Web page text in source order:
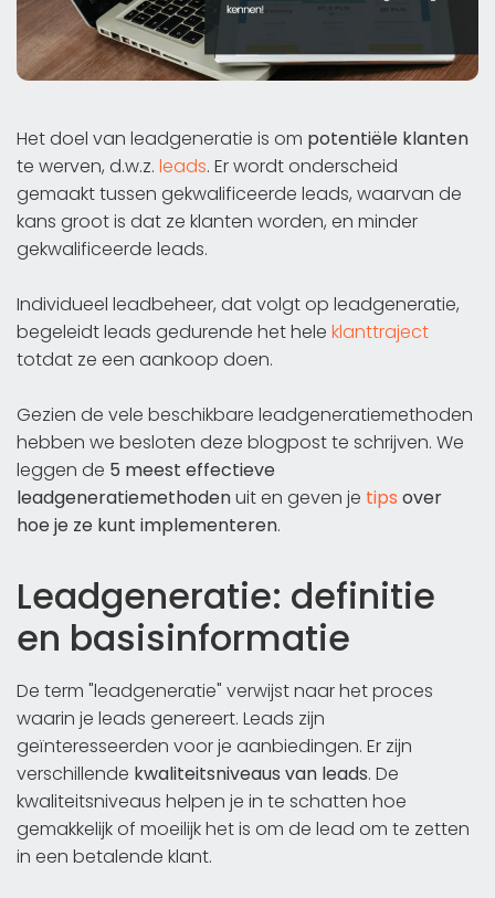
Het doel van leadgeneratie is om potentiële klanten
te werven, d.w.z. leads. Er wordt onderscheid
gemaakt tussen gekwalificeerde leads, waarvan de
kans groot is dat ze klanten worden, en minder
gekwalificeerde leads.
Individueel leadbeheer, dat volgt op leadgeneratie,
begeleidt leads gedurende het hele klanttraject
totdat ze een aankoop doen.
Gezien de vele beschikbare leadgeneratiemethoden
hebben we besloten deze blogpost te schrijven. We
leggen de 5 meest effectieve
leadgeneratiemethodenuit en geven je tips over
hoe je ze kunt implementeren.
Leadgeneratie: definitie
en basisinformatie
De term "leadgeneratie" verwijst naar het proces
waarin je leads genereert. Leads zijn
geïnteresseerden voor je aanbiedingen. Er zijn
verschillende kwaliteitsniveaus van leads. De
kwaliteitsniveaus helpen je in te schatten hoe
gemakkelijk of moeilijk het is om de lead om te zetten
in een betalende klant.